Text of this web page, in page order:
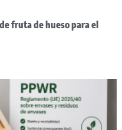
fruta de hueso para el